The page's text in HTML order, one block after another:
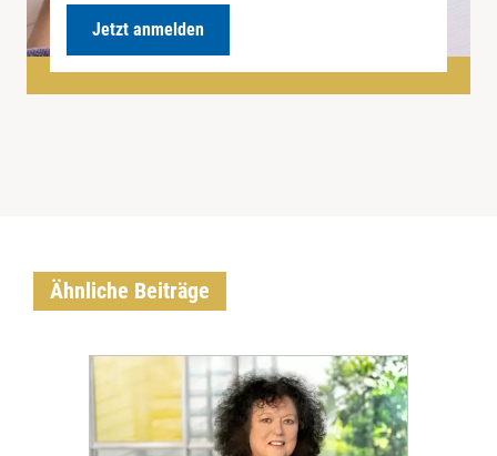
Jetzt anmelden
Ähnliche Beiträge